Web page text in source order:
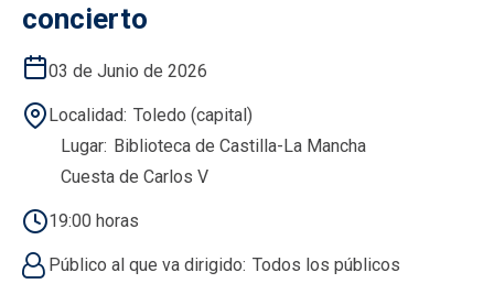
concierto
03 de Junio de 2026
Localidad Toledo (capital)
Lugar Biblioteca de Castilla-La Mancha
Cuesta de Carlos V
19:00 horas
Público al que va dirigido Todos los públicos